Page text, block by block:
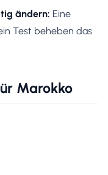
ändern: Eine
Test beheben das
Marokko